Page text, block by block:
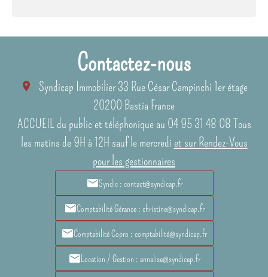
Contactez-nous
Syndicap Immobilier33 Rue César Campinchi 1er étage
20200 Bastia France
ACCUEIL du public et téléphonique au 04 95 31 48 08 Tous
les matins de 9H à 12H sauf le mercredi et sur Rendez-Vous
pour les gestionnaires
Syndic : contact@syndicap.fr
Comptabilité Gérance : christine@syndicap.fr
Comptabilité Copro : comptabilité@syndicap.fr
Location / Gestion : annalisa@syndicap.fr